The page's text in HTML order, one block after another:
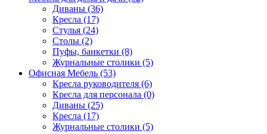
Диваны (36)
Кресла (17)
Стулья (24)
Столы (2)
Пуфы, банкетки (8)
Журнальные столики (5)
Офисная Мебель (53)
Кресла руководителя (6)
Кресла для персонала (0)
Диваны (25)
Кресла (17)
Журнальные столики (5)